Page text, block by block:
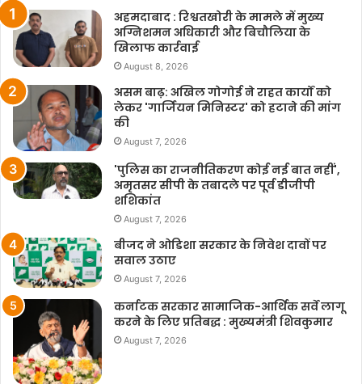
अहमदाबाद : रिश्वतखोरी के मामले में मुख्य
अग्निशमन अधिकारी और बिचौलिया के
खिलाफ कार्रवाई
August 8, 2026
असम बाढ़: अखिल गोगोई ने राहत कार्यों को
लेकर 'गार्जियन मिनिस्टर' को हटाने की मांग
की
August 7, 2026
'पुलिस का राजनीतिकरण कोई नई बात नहीं',
अमृतसर सीपी के तबादले पर पूर्व डीजीपी
शशिकांत
August 7, 2026
बीजद ने ओडिशा सरकार के निवेश दावों पर
सवाल उठाए
August 7, 2026
कर्नाटक सरकार सामाजिक-आर्थिक सर्वे लागू
करने के लिए प्रतिबद्ध : मुख्यमंत्री शिवकुमार
August 7, 2026